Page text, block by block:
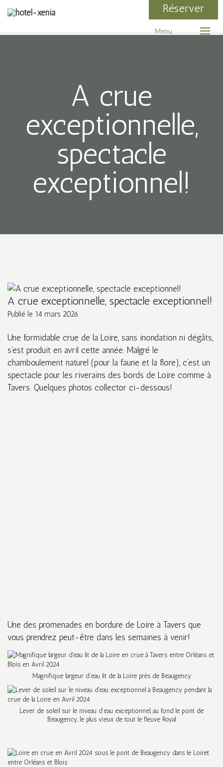
Réserver
Menu
A crue
exceptionnelle,
spectacle
exceptionnel!
A crue exceptionnelle, spectacle exceptionnel!
Publié le 14 mars 2026
Une formidable crue de la Loire, sans inondation ni dégâts,
s’est produit en avril cette année. Malgré le
chamboulement naturel (pour la faune et la flore), c’est un
spectacle pour les riverains des bords de Loire comme à
Tavers. Quelques photos collector ci-dessous!
Une des promenades en bordure de Loire à Tavers que
vous prendrez peut-être dans les semaines à venir!
Magnifique largeur d’eau lit de la Loire près de Beaugency
Lever de soleil sur le niveau d’eau exceptionnel, au fond le pont de
Beaugency, le plus vieux de tout le fleuve Royal